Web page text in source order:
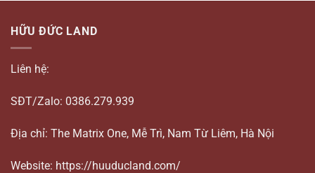
HỮU ĐỨC LAND
Liên hệ:
SĐT/Zalo: 0386.279.939
Địa chỉ: The Matrix One, Mễ Trì, Nam Từ Liêm, Hà Nội
Website: https://huuducland.com/